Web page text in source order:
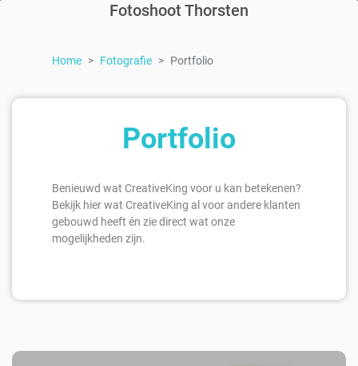
Fotoshoot Thorsten
Home Fotografie Portfolio
Portfolio
Benieuwd wat CreativeKing voor u kan betekenen?
Bekijk hier wat CreativeKing al voor andere klanten
gebouwd heeft én zie direct wat onze
mogelijkheden zijn.